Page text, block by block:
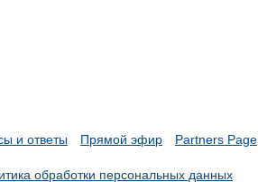
и ответы Прямой эфир Partners Page
обработки персональных данных